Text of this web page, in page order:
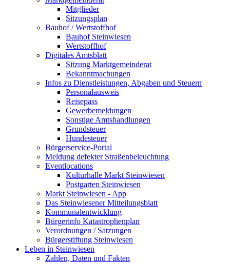
Mitglieder
Sitzungsplan
Bauhof / Wertstoffhof
Bauhof Steinwiesen
Wertstoffhof
Digitales Amtsblatt
Sitzung Marktgemeinderat
Bekanntmachungen
Infos zu Dienstleistungen, Abgaben und Steuern
Personalausweis
Reisepass
Gewerbemeldungen
Sonstige Amtshandlungen
Grundsteuer
Hundesteuer
Bürgerservice-Portal
Meldung defekter Straßenbeleuchtung
Eventlocations
Kulturhalle Markt Steinwiesen
Postgarten Steinwiesen
Markt Steinwiesen - App
Das Steinwiesener Mitteilungsblatt
Kommunalentwicklung
Bürgerinfo Katastrophenplan
Verordnungen / Satzungen
Bürgerstiftung Steinwiesen
Leben in Steinwiesen
Zahlen, Daten und Fakten